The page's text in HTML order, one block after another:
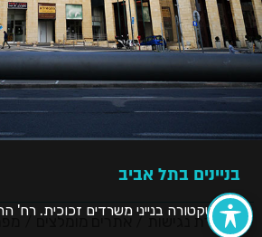
בניינים בתל אביב
ארכיטקטורה בנייני משרדים זכוכית. רח'
הצהרת נגישות אתרים מומלצים